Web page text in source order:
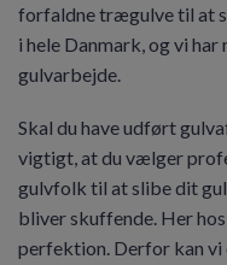
forfaldne trægulve til at
i hele Danmark, og vi
gulvarbejde.
Skal du have udført
vigtigt, at du vælger
gulvfolk til at slibe dit
bliver skuffende. Her
perfektion. Derfor kan vi